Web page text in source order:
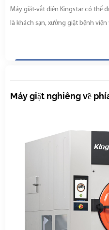
Máy giặt-vắt điện Kingstar có thể
là khách sạn, xưởng giặt bệnh viện
Máy giặt nghiêng về